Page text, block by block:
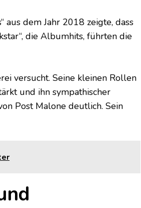
aus dem Jahr 2018 zeigte, dass
die Albumhits, führten die
versucht. Seine kleinen Rollen
und ihn sympathischer
Post Malone deutlich. Sein